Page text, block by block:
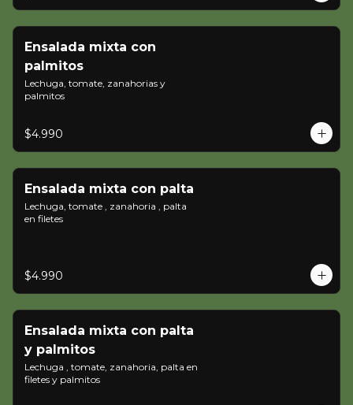
Ensalada mixta con
palmitos
Lechuga, tomate, zanahorias y
palmitos
$4.990
Ensalada mixta con palta
Lechuga, tomate , zanahoria , palta
en filetes
$4.990
Ensalada mixta con palta
y palmitos
Lechuga , tomate, zanahoria, palta en
filetes y palmitos